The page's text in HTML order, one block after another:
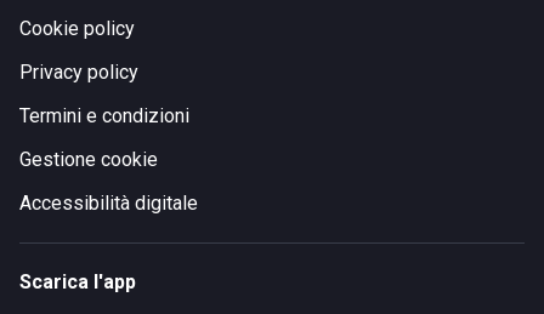
Cookie policy
Privacy policy
Termini e condizioni
Gestione cookie
Accessibilità digitale
Scarica l'app